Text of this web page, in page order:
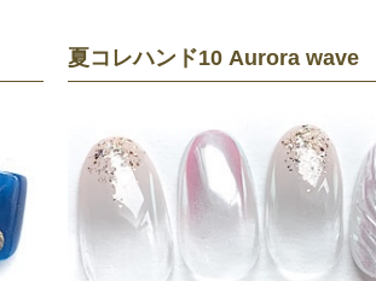
夏コレハンド10 Aurora wave